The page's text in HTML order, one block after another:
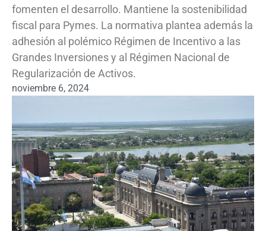
fomenten el desarrollo. Mantiene la sostenibilidad
fiscal para Pymes. La normativa plantea además la
adhesión al polémico Régimen de Incentivo a las
Grandes Inversiones y al Régimen Nacional de
Regularización de Activos.
noviembre 6, 2024